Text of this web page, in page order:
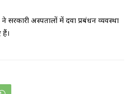
सरकारी अस्पतालों में दवा प्रबंधन व्यवस्था